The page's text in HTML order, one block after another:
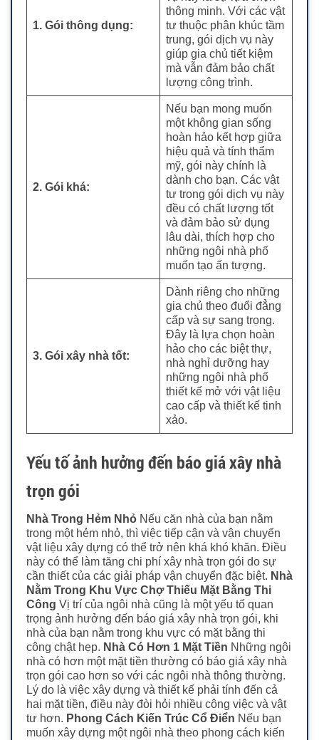
1. Gói thông dụng:
thông minh. Với các vật
tư thuộc phân khúc tầm
trung, gói dịch vụ này
giúp gia chủ tiết kiệm
mà vẫn đảm bảo chất
lượng công trình.
2. Gói khá:
Nếu bạn mong muốn
một không gian sống
hoàn hảo kết hợp giữa
hiệu quả và tính thẩm
mỹ, gói này chính là
dành cho bạn. Các vật
tư trong gói dịch vụ này
đều có chất lượng tốt
và đảm bảo sử dụng
lâu dài, thích hợp cho
những ngôi nhà phố
muốn tạo ấn tượng.
3. Gói xây nhà tốt:
Dành riêng cho những
gia chủ theo đuổi đẳng
cấp và sự sang trọng.
Đây là lựa chọn hoàn
hảo cho các biệt thự,
nhà nghỉ dưỡng hay
những ngôi nhà phố
thiết kế mở với vật liệu
cao cấp và thiết kế tinh
xảo.
Yếu tố ảnh hưởng đến báo giá xây nhà
trọn gói
Nhà Trong Hẻm Nhỏ Nếu căn nhà của bạn nằm
trong một hẻm nhỏ, thì việc tiếp cận và vận chuyển
vật liệu xây dựng có thể trở nên khá khó khăn. Điều
này có thể làm tăng chi phí xây nhà trọn gói do sự
cần thiết của các giải pháp vận chuyển đặc biệt. Nhà
Nằm Trong Khu Vực Chợ Thiếu Mặt Bằng Thi
Công Vị trí của ngôi nhà cũng là một yếu tố quan
trọng ảnh hưởng đến báo giá xây nhà trọn gói, khi
nhà của bạn nằm trong khu vực có mặt bằng thi
công chật hẹp. Nhà Có Hơn 1 Mặt Tiền Những ngôi
nhà có hơn một mặt tiền thường có báo giá xây nhà
trọn gói cao hơn so với các ngôi nhà thông thường.
Lý do là việc xây dựng và thiết kế phải tính đến cả
hai mặt tiền, điều này đòi hỏi nhiều công việc và vật
tư hơn. Phong Cách Kiến Trúc Cổ Điển Nếu bạn
muốn xây dựng một ngôi nhà theo phong cách kiến